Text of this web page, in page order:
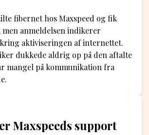
fibernet hos Maxspeed og fik
men anmeldelsen indikerer
aktiviseringen af internettet.
dukkede aldrig op på den aftalte
mangel på kommunikation fra
Maxspeeds support